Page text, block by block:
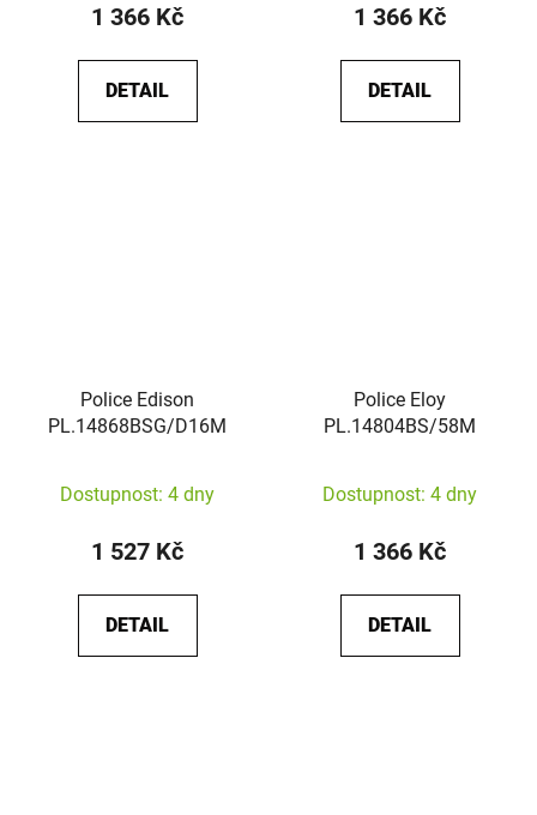
1 366 Kč
DETAIL
1 366 Kč
DETAIL
Police Edison
PL.14868BSG/D16M
Dostupnost: 4 dny
1 527 Kč
DETAIL
Police Eloy
PL.14804BS/58M
Dostupnost: 4 dny
1 366 Kč
DETAIL